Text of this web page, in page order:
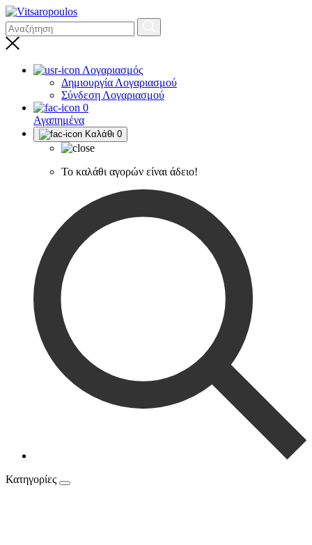
Λογαριασμός
Δημιουργία Λογαριασμού
Σύνδεση Λογαριασμού
0
Αγαπημένα
Καλάθι 0
Το καλάθι αγορών είναι άδειο!
Κατηγορίες